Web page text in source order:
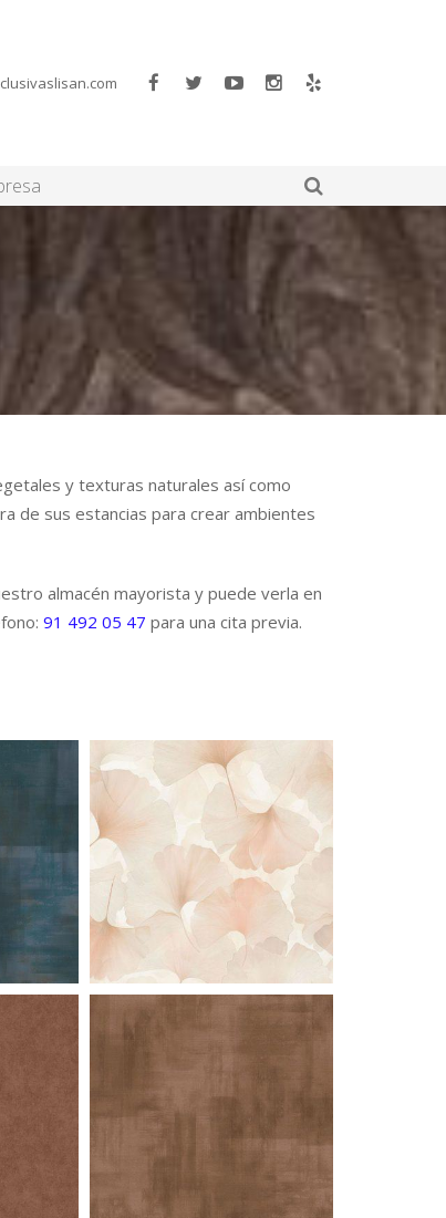
y texturas naturales así como
de sus estancias para crear ambientes
almacén mayorista y puede verla en
91 492 05 47 para una cita previa.